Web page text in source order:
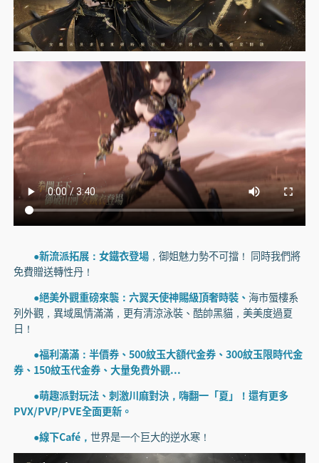
●新流派拓展：女鐵衣登場，御姐魅力勢不可擋！ 同時我們將
免費贈送轉性丹！
●絕美外觀重磅來襲：六翼天使神賜級頂奢時裝、 海市蜃樓系
列外觀，異域風情滿滿，更有清涼泳裝、酷帥黑貓，美美度過夏
日！
●福利滿滿：半價券、500紋玉大額代金券、300紋玉限時代金
券、150紋玉代金券、大量免費外觀...
●萌趣派對玩法、刺激川麻對決，嗨翻一「夏」！還有更多
PVX/PVP/PVE全面更新。
●線下Café， 世界是一个巨大的逆水寒！